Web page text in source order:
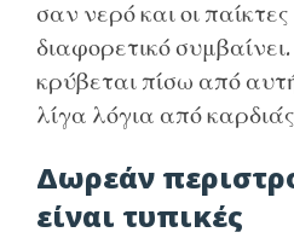
σαν νερό και οι
διαφορετικό
κρύβεται πίσω από
λίγα λόγια από
Δωρεάν
είναι τυπικές